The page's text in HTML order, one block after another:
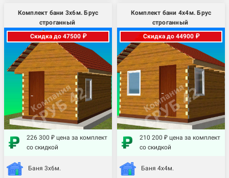
Комплект бани 3х6м. Брус
строганный
Скидка до 47500 ₽
226 300 ₽ цена за комплект
со скидкой
Баня 3х6м.
Комплект бани 4х4м. Брус
строганный
Скидка до 44900 ₽
210 200 ₽ цена за комплект
со скидкой
Баня 4х4м.